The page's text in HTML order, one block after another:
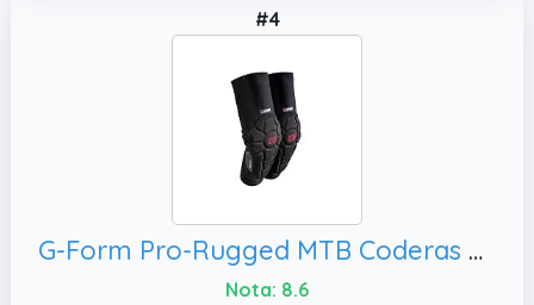
#4
G-Form Pro-Rugged MTB Coderas para Bicicleta de Montaña, Adulto X-Pequeño
Nota: 8.6